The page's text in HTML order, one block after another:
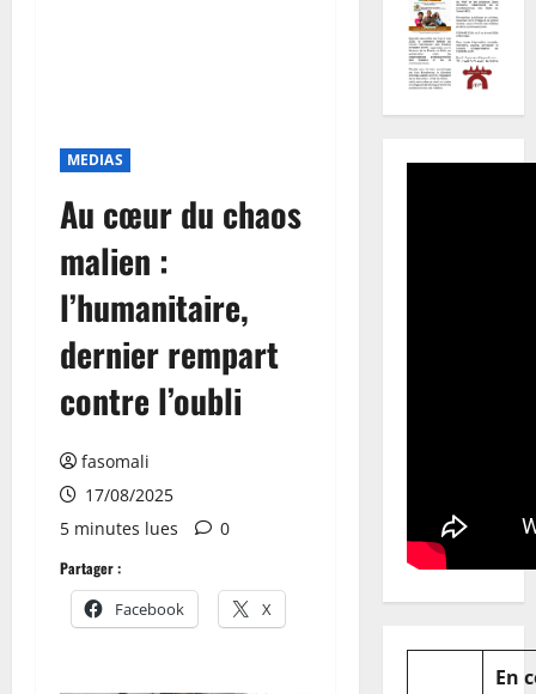
MEDIAS
Au cœur du chaos
malien :
l’humanitaire,
dernier rempart
contre l’oubli
fasomali
17/08/2025
5 minutes lues
0
Partager :
Facebook X
En